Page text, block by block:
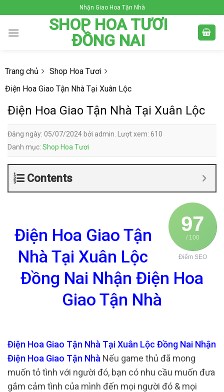
to
content
Nhận Giao Hoa Tận Nhà
SHOP HOA TƯƠI
ĐỒNG NAI
Trang chủ
Shop Hoa Tươi
Điện Hoa Giao Tận Nhà Tại Xuân Lộc
Điện Hoa Giao Tận Nhà Tại Xuân Lộc
Đăng ngày: 05/07/2024 bởi admin. Lượt xem: 610
Danh mục: Shop Hoa Tươi
Contents
97
/ 100
Điểm SEO
Điện Hoa Giao Tận
Nhà Tại Xuân Lộc
Đồng Nai Nhận Điện Hoa
Giao Tận Nhà
Điện Hoa Giao Tận Nhà Tại Xuân Lộc Đồng Nai Nhận
Điện Hoa Giao Tận Nhà Nếu game thủ đã mong
muốn tỏ tình với người đó, bạn có nhu cầu muốn đưa
gắm cảm tình của mình đến mọi người đó & mọi